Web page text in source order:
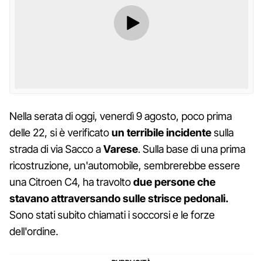
Nella serata di oggi, venerdì 9 agosto, poco prima
delle 22, si è verificatoun terribile incidentesulla
strada di via Sacco aVarese. Sulla base di una prima
ricostruzione, un'automobile, sembrerebbe essere
una Citroen C4, ha travoltodue persone che
stavano attraversando sulle strisce pedonali.
Sono stati subito chiamati i soccorsi e le forze
dell'ordine.